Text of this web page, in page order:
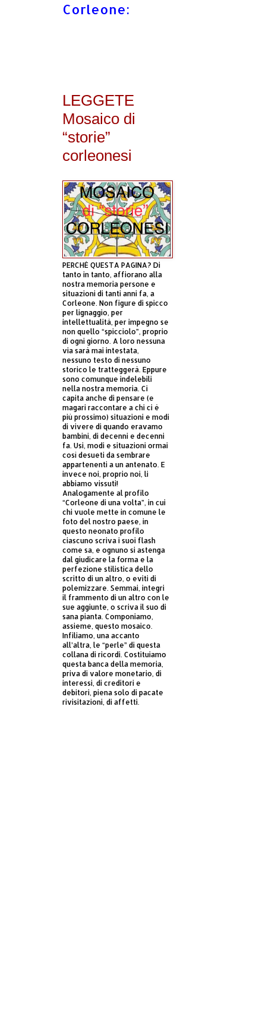
Corleone:
LEGGETE
Mosaico di
“storie”
corleonesi
PERCHÈ QUESTA PAGINA? Di
tanto in tanto, affiorano alla
nostra memoria persone e
situazioni di tanti anni fa, a
Corleone. Non figure di spicco
per lignaggio, per
intellettualità, per impegno se
non quello “spicciolo”, proprio
di ogni giorno. A loro nessuna
via sarà mai intestata,
nessuno testo di nessuno
storico le tratteggerà. Eppure
sono comunque indelebili
nella nostra memoria. Ci
capita anche di pensare (e
magari raccontare a chi ci è
più prossimo) situazioni e modi
di vivere di quando eravamo
bambini, di decenni e decenni
fa. Usi, modi e situazioni ormai
così desueti da sembrare
appartenenti a un antenato. E
invece noi, proprio noi, li
abbiamo vissuti!
Analogamente al profilo
“Corleone di una volta”, in cui
chi vuole mette in comune le
foto del nostro paese, in
questo neonato profilo
ciascuno scriva i suoi flash
come sa, e ognuno si astenga
dal giudicare la forma e la
perfezione stilistica dello
scritto di un altro, o eviti di
polemizzare. Semmai, integri
il frammento di un altro con le
sue aggiunte, o scriva il suo di
sana pianta. Componiamo,
assieme, questo mosaico.
Infiliamo, una accanto
all’altra, le “perle” di questa
collana di ricordi. Costituiamo
questa banca della memoria,
priva di valore monetario, di
interessi, di creditori e
debitori, piena solo di pacate
rivisitazioni, di affetti.